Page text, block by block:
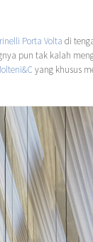
Porta Volta di
pun tak kalah
yang khusus